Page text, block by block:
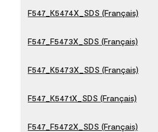
F547_K5474X_SDS (Français)
F547_F5473X_SDS (Français)
F547_K5473X_SDS (Français)
F547_K5471X_SDS (Français)
F547_F5472X_SDS (Français)